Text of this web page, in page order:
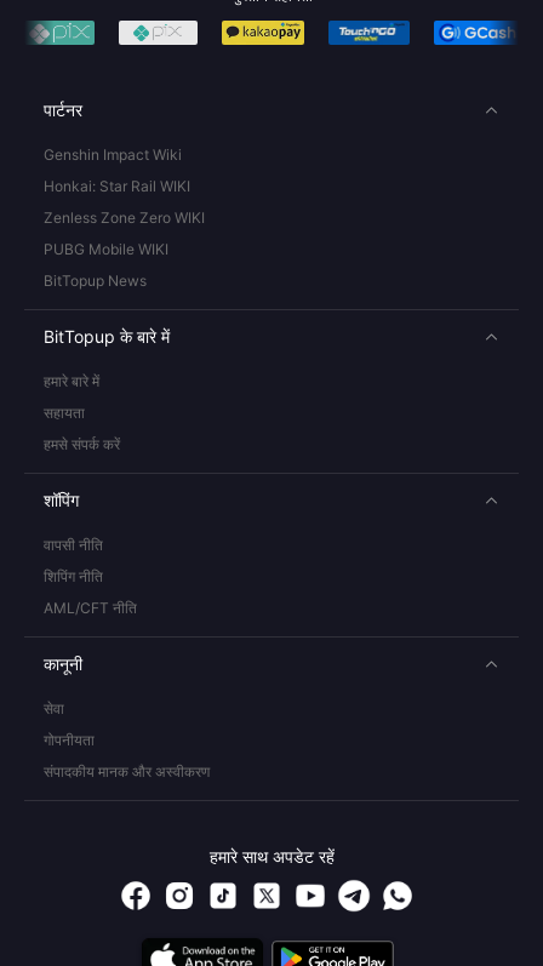
पार्टनर
Genshin Impact Wiki
Honkai: Star Rail WIKI
Zenless Zone Zero WIKI
PUBG Mobile WIKI
BitTopup News
BitTopup के बारे में
हमारे बारे में
सहायता
हमसे संपर्क करें
शॉपिंग
वापसी नीति
शिपिंग नीति
AML/CFT नीति
कानूनी
सेवा
गोपनीयता
संपादकीय मानक और अस्वीकरण
हमारे साथ अपडेट रहें